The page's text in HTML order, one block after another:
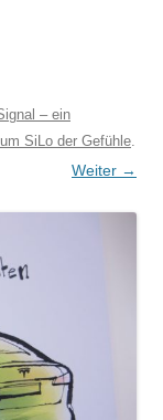
– ein
SiLo der Gefühle
Weiter →